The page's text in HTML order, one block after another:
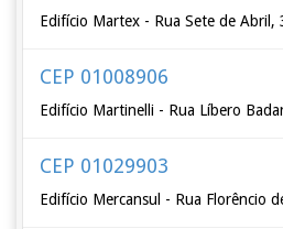
Edifício Martex - Rua Sete de Abril,
CEP 01008906
Edifício Martinelli - Rua Líbero
CEP 01029903
Edifício Mercansul - Rua Florêncio